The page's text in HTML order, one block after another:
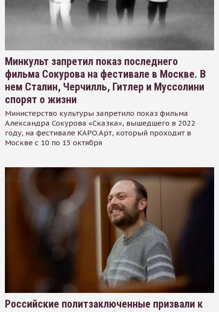
Минкульт запретил показ последнего
фильма Сокурова на фестивале в Москве. В
нем Сталин, Черчилль, Гитлер и Муссолини
спорят о жизни
Министерство культуры запретило показ фильма
Александра Сокурова «Сказка», вышедшего в 2022
году, на фестивале КАРО.Арт, который проходит в
Москве с 10 по 15 октября
Российские политзаключенные призвали к